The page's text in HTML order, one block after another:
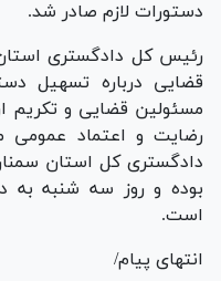
دستورات لازم صادر شد.
رئیس کل دادگستری
قضایی درباره تسهیل
مسئولین قضایی و تکریم
رضایت و اعتماد
دادگستری کل استان
بوده و روز سه شنبه به
است.
انتهای پیام/